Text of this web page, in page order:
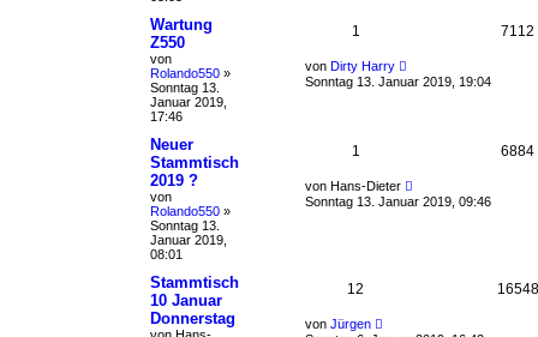
Wartung
Z550
von
Rolando550 »
Sonntag 13.
Januar 2019,
17:46
1 7112
von Dirty Harry
Sonntag 13. Januar 2019, 19:04
Neuer
Stammtisch
2019 ?
von
Rolando550 »
Sonntag 13.
Januar 2019,
08:01
1 6884
von Hans-Dieter
Sonntag 13. Januar 2019, 09:46
Stammtisch
10 Januar
Donnerstag
12 16548
von Jürgen